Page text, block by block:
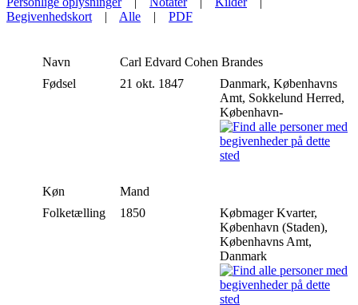
Begivenhedskort | Alle | PDF
Navn Carl Edvard Cohen Brandes
Fødsel
21 okt. 1847
Danmark, Københavns
Amt, Sokkelund Herred,
København-
Køn
Mand
Folketælling
1850
Købmager Kvarter,
København (Staden),
Københavns Amt,
Danmark